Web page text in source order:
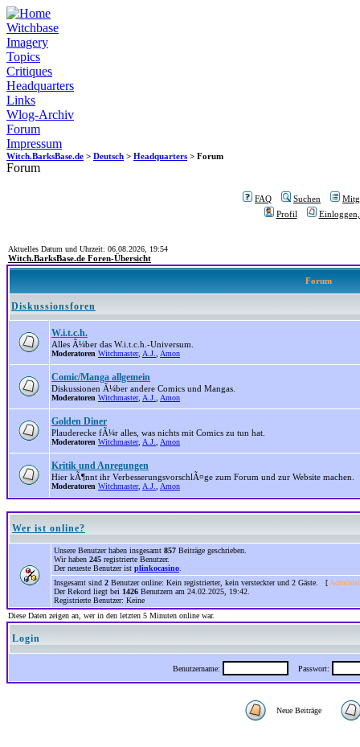
Witchbase
Imagery
Topics
Critiques
Headquarters
Links
Wlog-Archiv
Forum
Impressum
Witch.BarksBase.de > Deutsch > Headquarters > Forum
Forum
FAQ Suchen
Profil
Aktuelles Datum und Uhrzeit: 06.08.2026, 19:54
Witch.BarksBase.de Foren-Übersicht
Forum
Diskussionsforen
W.i.t.c.h.
Alles Ã¼ber das W.i.t.c.h.-Universum.
Moderatoren Witchmaster, A.J. Amon
Comic/Manga allgemein
Diskussionen Ã¼ber andere Comics und Mangas.
Moderatoren Witchmaster, A.J. Amon
Golden Diner
Plauderecke fÃ¼r alles, was nichts mit Comics zu tun hat.
Moderatoren Witchmaster, A.J. Amon
Kritik und Anregungen
Hier kÃ¶nnt ihr VerbesserungsvorschlÃ¤ge zum Forum und zur Website machen.
Moderatoren Witchmaster, A.J. Amon
Wer ist online?
Unsere Benutzer haben insgesamt 857 Beiträge geschrieben.
Wir haben 245 registrierte Benutzer.
Der neueste Benutzer ist plinkocasino
Insgesamt sind 2 Benutzer online: Kein registrierter, kein versteckter und 2 Gäste. [
Der Rekord liegt bei 1426 Benutzern am 24.02.2025, 19:42.
Registrierte Benutzer: Keine
Diese Daten zeigen an, wer in den letzten 5 Minuten online war.
Login
Benutzername: Passwort:
Neue Beiträge